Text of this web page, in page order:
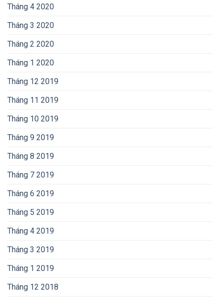
Tháng 4 2020
Tháng 3 2020
Tháng 2 2020
Tháng 1 2020
Tháng 12 2019
Tháng 11 2019
Tháng 10 2019
Tháng 9 2019
Tháng 8 2019
Tháng 7 2019
Tháng 6 2019
Tháng 5 2019
Tháng 4 2019
Tháng 3 2019
Tháng 1 2019
Tháng 12 2018